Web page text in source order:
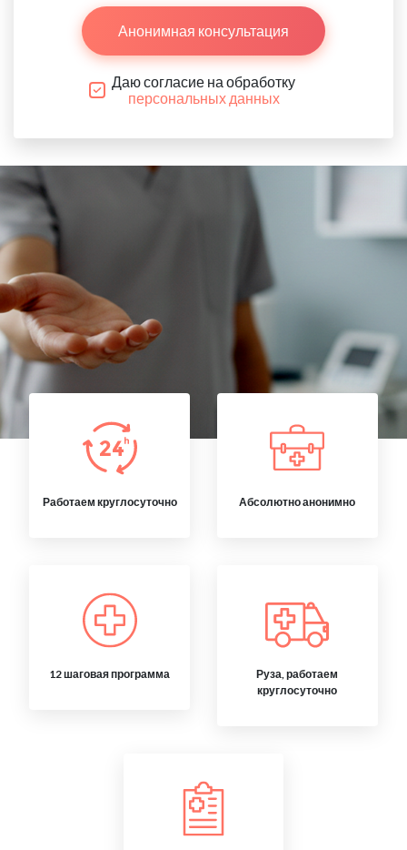
Анонимная консультация
Даю согласие на обработку
персональных данных
Работаем круглосуточно Абсолютно анонимно
12 шаговая программа
Руза, работаем
круглосуточно